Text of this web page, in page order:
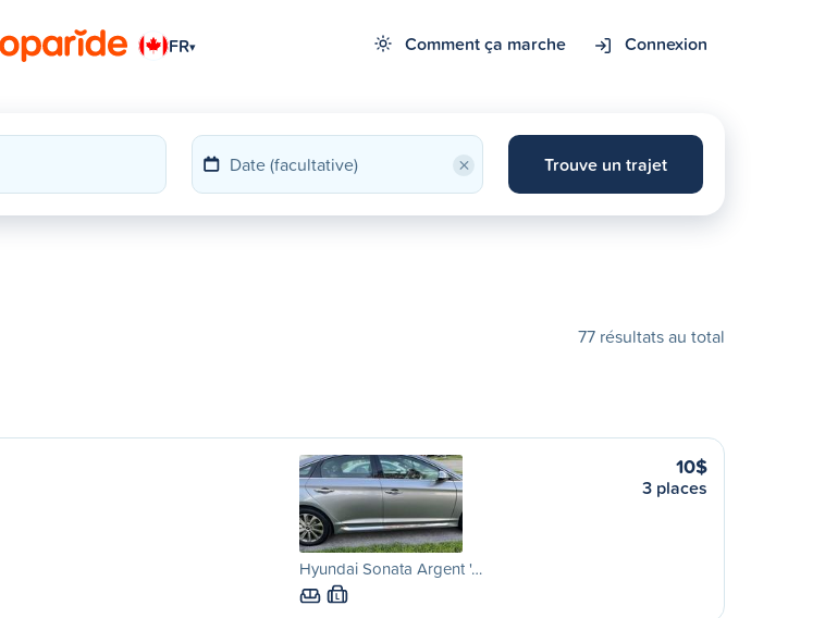
FR▾ Comment ça marche Connexion
× Trouve un trajet
77 résultats au total
Hyundai Sonata Argent '…
L
10$
3 places